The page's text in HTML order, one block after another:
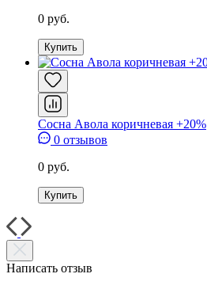
0 руб.
Купить
Сосна Авола коричневая +20%
0 отзывов
0 руб.
Купить
Написать отзыв